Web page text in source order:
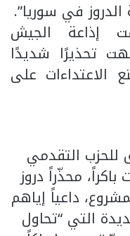
الدروز في سوريا”.
إذاعة الجيش
تحذيرًا شديدًا
الاعتداءات على
للحزب التقدمي
محذّراً دروز
داعياً إياهم
التي “تحاول